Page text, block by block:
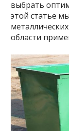
выбрать
этой статье
области